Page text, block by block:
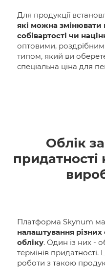
Для продукції
які можна змінювати
собівартості чи
оптовими,
типом, який ви
спеціальна ціна для
Облік
Платформа Skynum
налаштування
обліку. Один із них -
термінів придатності.
роботи з такою